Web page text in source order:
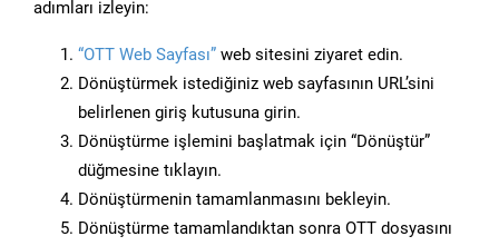
adımları izleyin:
“OTT Web Sayfası” web sitesini ziyaret edin.
Dönüştürmek istediğiniz web sayfasının URL’sini
belirlenen giriş kutusuna girin.
Dönüştürme işlemini başlatmak için “Dönüştür”
düğmesine tıklayın.
Dönüştürmenin tamamlanmasını bekleyin.
Dönüştürme tamamlandıktan sonra OTT dosyasını